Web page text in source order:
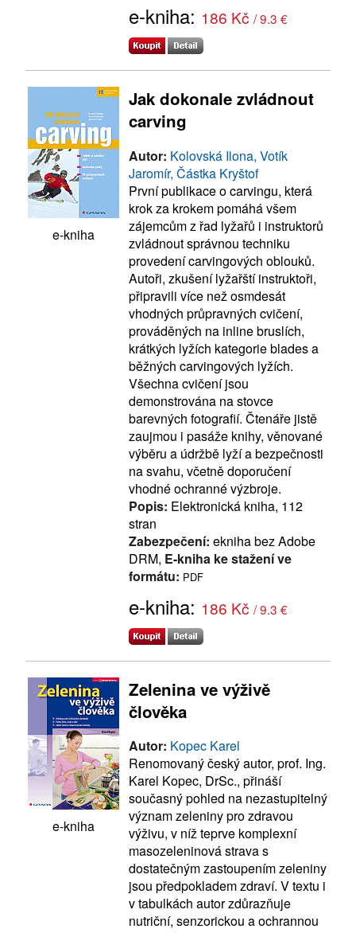
e-kniha: 186 Kč / 9.3 €
e-kniha
Jak dokonale zvládnout
carving
Autor: Kolovská Ilona, Votík
Jaromír, Částka Kryštof
První publikace o carvingu, která
krok za krokem pomáhá všem
zájemcům z řad lyžařů i instruktorů
zvládnout správnou techniku
provedení carvingových oblouků.
Autoři, zkušení lyžařští instruktoři,
připravili více než osmdesát
vhodných průpravných cvičení,
prováděných na inline bruslích,
krátkých lyžích kategorie blades a
běžných carvingových lyžích.
Všechna cvičení jsou
demonstrována na stovce
barevných fotografií. Čtenáře jistě
zaujmou i pasáže knihy, věnované
výběru a údržbě lyží a bezpečnosti
na svahu, včetně doporučení
vhodné ochranné výzbroje.
Popis: Elektronická kniha, 112
stran
Zabezpečení: ekniha bez Adobe
DRM, E-kniha ke stažení ve
formátu: PDF
e-kniha: 186 Kč / 9.3 €
e-kniha
Zelenina ve výživě
člověka
Autor: Kopec Karel
Renomovaný český autor, prof. Ing.
Karel Kopec, DrSc., přináší
současný pohled na nezastupitelný
význam zeleniny pro zdravou
výživu, v níž teprve komplexní
masozeleninová strava s
dostatečným zastoupením zeleniny
jsou předpokladem zdraví. V textu i
v tabulkách autor zdůrazňuje
nutriční, senzorickou a ochrannou